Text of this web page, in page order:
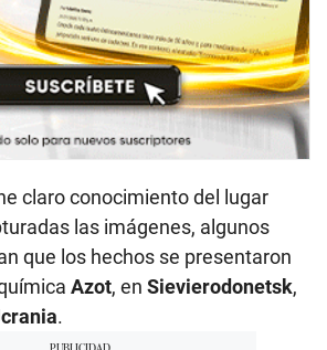
claro conocimiento del lugar
las imágenes, algunos
que los hechos se presentaron
Azot, en Sievierodonetsk,
.